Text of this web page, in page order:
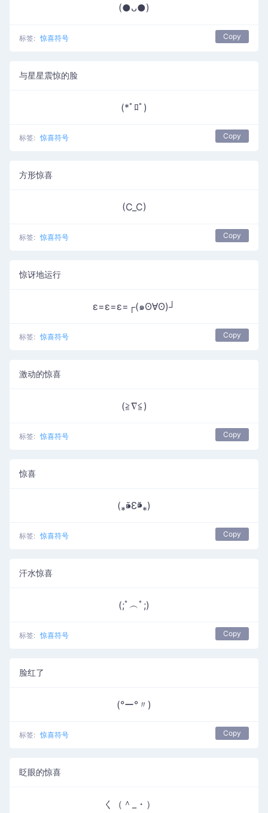
(●ᴗ●)
标签: 惊喜符号 Copy
与星星震惊的脸
(*ﾟﾛﾟ)
标签: 惊喜符号 Copy
方形惊喜
(C_C)
标签: 惊喜符号 Copy
惊讶地运行
ε=ε=ε=┌(๑ʘ∀ʘ)┘
标签: 惊喜符号 Copy
激动的惊喜
(≧∇≦)
标签: 惊喜符号 Copy
惊喜
(⁎⁍̴̆Ɛ⁍̴̆⁎)
标签: 惊喜符号 Copy
汗水惊喜
(;ﾟ︵ﾟ;)
标签: 惊喜符号 Copy
脸红了
(°ー°〃)
标签: 惊喜符号 Copy
眨眼的惊喜
く（＾_・）ゝ